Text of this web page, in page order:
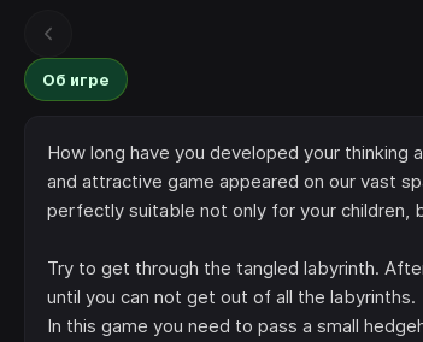
Об игре
How long have you developed your thinking
and attractive game appeared on our vast
perfectly suitable not only for your children,
Try to get through the tangled labyrinth.
until you can not get out of all the labyrinths.
In this game you need to pass a small